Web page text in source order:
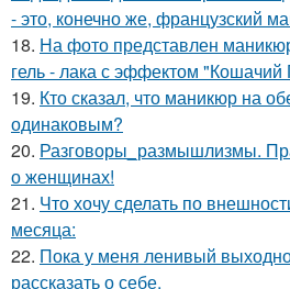
- это, конечно же, французский
18. На фото представлен
гель - лака с эффектом "Кошачий
19. Кто сказал, что маникюр на
одинаковым?
20. Разговоры_размышлизмы.
о женщинах!
21. Что хочу сделать по
месяца:
22. Пока у меня ленивый
рассказать о себе.